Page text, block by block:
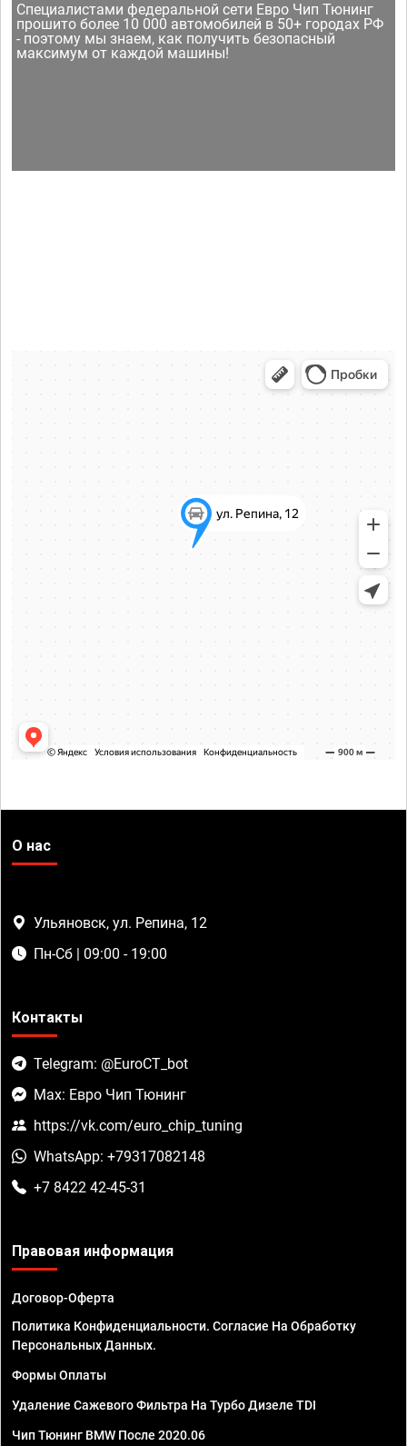
Специалистами федеральной сети Евро Чип Тюнинг
прошито более 10 000 автомобилей в 50+ городах РФ
- поэтому мы знаем, как получить безопасный
максимум от каждой машины!
О нас
Ульяновск, ул. Репина, 12
Пн-Сб | 09:00 - 19:00
Контакты
Telegram: @EuroCT_bot
Max: Евро Чип Тюнинг
https://vk.com/euro_chip_tuning
WhatsApp: +79317082148
+7 8422 42-45-31
Правовая информация
Договор-Оферта
Политика Конфиденциальности. Согласие На Обработку
Персональных Данных.
Формы Оплаты
Удаление Сажевого Фильтра На Турбо Дизеле TDI
Чип Тюнинг BMW После 2020.06